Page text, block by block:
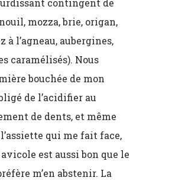
contingent de
mozza, brie, origan,
à l’agneau, aubergines,
caramélisés). Nous
bouchée de mon
de l’acidifier au
de dents, et même
qui me fait face,
est aussi bon que le
m’en abstenir. La